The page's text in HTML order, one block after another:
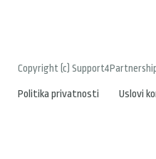
Copyright (c)
Politika privatnosti Uslovi